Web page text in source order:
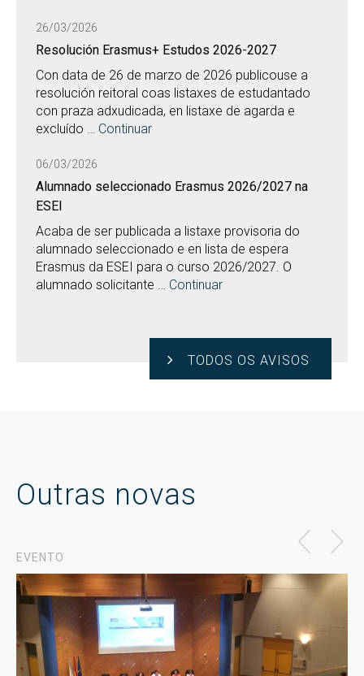
26/03/2026
Resolución Erasmus+ Estudos 2026-2027
Con data de 26 de marzo de 2026 publicouse a
resolución reitoral coas listaxes de estudantado
con praza adxudicada, en listaxe de agarda e
excluído … Continuar
06/03/2026
Alumnado seleccionado Erasmus 2026/2027 na
ESEI
Acaba de ser publicada a listaxe provisoria do
alumnado seleccionado e en lista de espera
Erasmus da ESEI para o curso 2026/2027. O
alumnado solicitante … Continuar
TODOS OS AVISOS
Outras novas
EVENTO